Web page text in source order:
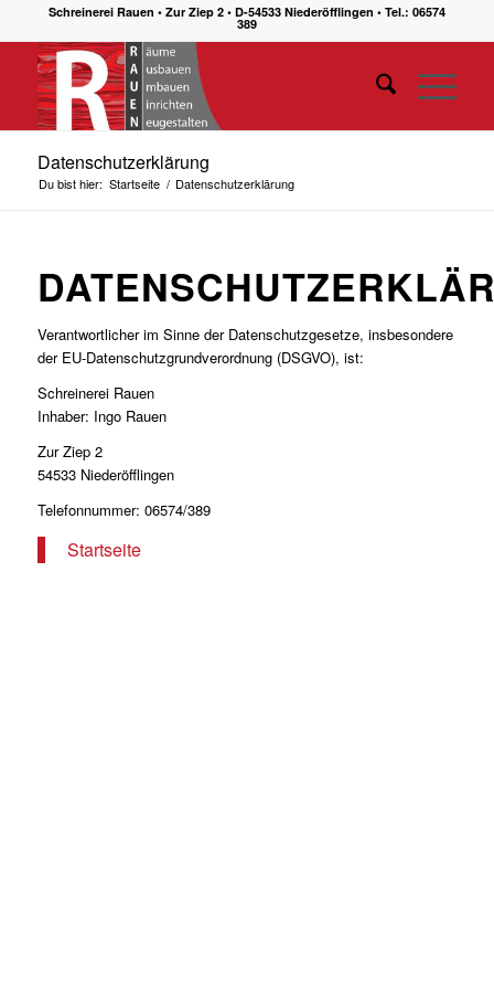
Schreinerei Rauen • Zur Ziep 2 • D-54533 Niederöfflingen • Tel.: 06574
389
Datenschutzerklärung
Du bist hier: Startseite / Datenschutzerklärung
Verantwortlicher im Sinne der Datenschutzgesetze, insbesondere
der EU-Datenschutzgrundverordnung (DSGVO), ist:
Schreinerei Rauen
Inhaber: Ingo Rauen
Zur Ziep 2
54533 Niederöfflingen
Telefonnummer: 06574/389
Startseite